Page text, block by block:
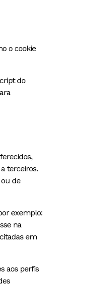
o cookie
do
terceiros.
de
exemplo:
na
em
aos perfis